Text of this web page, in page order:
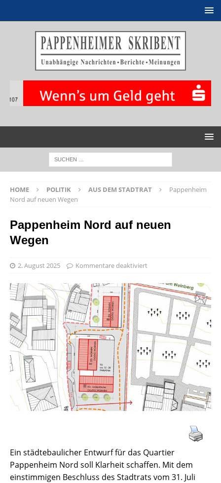
HOME POLITIK AUS DEM STADTRAT
Pappenheim
Nord auf neuen Wegen
Pappenheim Nord auf neuen
Wegen
2. August 2025 Kommentare deaktiviert
Ein städtebaulicher Entwurf für das Quartier
Pappenheim Nord soll Klarheit schaffen. Mit dem
einstimmigen Beschluss des Stadtrats vom 31. Juli